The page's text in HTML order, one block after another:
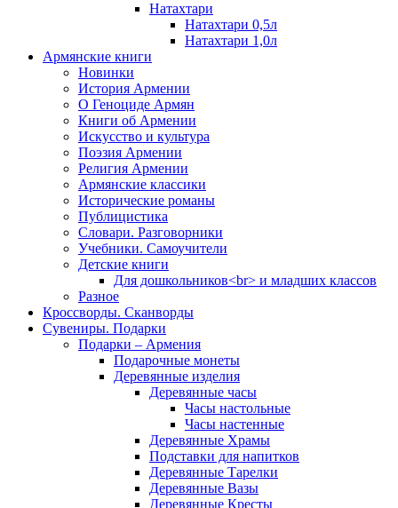
Натахтари
Натахтари 0,5л
Натахтари 1,0л
Армянские книги
Новинки
История Армении
О Геноциде Армян
Книги об Армении
Иcкусство и культура
Поэзия Армении
Религия Армении
Армянские классики
Исторические романы
Публицистика
Словари. Разговорники
Учебники. Самоучители
Детские книги
Для дошкольников<br> и младших классов
Разное
Кроссворды. Сканворды
Сувениры. Подарки
Подарки – Армения
Подарочные монеты
Деревянные изделия
Деревянные часы
Часы настольные
Часы настенные
Деревянные Храмы
Подставки для напитков
Деревянные Тарелки
Деревянные Вазы
Деревянные Кресты